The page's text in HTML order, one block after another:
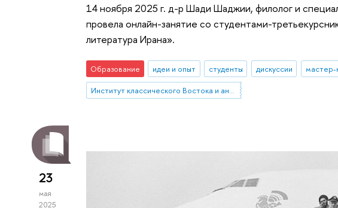
14 ноября 2025 г. д-р Шади Шаджии, филолог и
провела онлайн-занятие со студентами-
литература Ирана».
Образование идеи и опыт студенты дискуссии мастер-
Институт классического Востока и античности
23
мая
2025